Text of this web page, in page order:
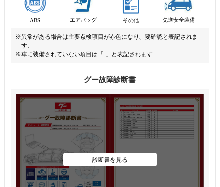
ABS エアバッグ その他 先進安全装備
※異常がある場合は主要点検項目が赤色になり、要確認と表記されま
す。
※車に装備されていない項目は「-」と表記されます
グー故障診断書
診断書を見る